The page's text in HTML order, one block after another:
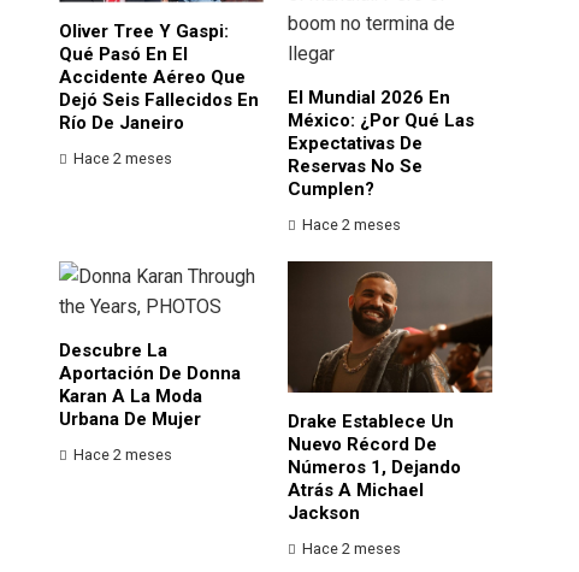
Oliver Tree Y Gaspi:
Qué Pasó En El
Accidente Aéreo Que
Dejó Seis Fallecidos En
Río De Janeiro
Hace 2 meses
El Mundial 2026 En
México: ¿por Qué Las
Expectativas De
Reservas No Se
Cumplen?
Hace 2 meses
Descubre La
Aportación De Donna
Karan A La Moda
Urbana De Mujer
Hace 2 meses
Drake Establece Un
Nuevo Récord De
Números 1, Dejando
Atrás A Michael
Jackson
Hace 2 meses